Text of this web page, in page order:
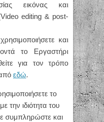
εικόνας και
editing & post-
και
το Εργαστήρι
για τον τρόπο
εδώ.
το
την ιδιότητα του
συμπληρώστε και